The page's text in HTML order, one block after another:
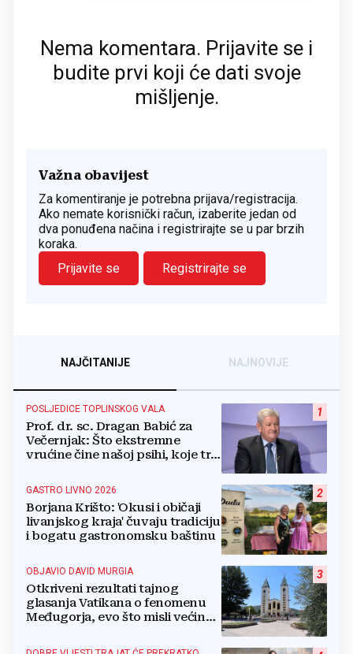
Nema komentara. Prijavite se i
budite prvi koji će dati svoje
mišljenje.
Važna obavijest
Za komentiranje je potrebna prijava/registracija.
Ako nemate korisnički račun, izaberite jedan od
dva ponuđena načina i registrirajte se u par brzih
koraka.
Prijavite se
Registrirajte se
NAJČITANIJE NAJNOVIJE
1
POSLJEDICE TOPLINSKOG VALA
Prof. dr. sc. Dragan Babić za
Večernjak: Što ekstremne
vrućine čine našoj psihi, koje tri
boriti...
2
GASTRO LIVNO 2026
Borjana Krišto: 'Okusi i običaji
livanjskog kraja' čuvaju tradiciju
i bogatu gastronomsku baštinu
3
OBJAVIO DAVID MURGIA
Otkriveni rezultati tajnog
glasanja Vatikana o fenomenu
Međugorja, evo što misli većina